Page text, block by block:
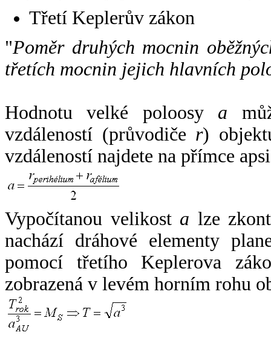
Třetí Keplerův zákon
"Poměr druhých mocnin
třetích mocnin jejich hlavních
Hodnotu velké poloosy a
vzdáleností (průvodiče r)
vzdáleností najdete na přímce
Vypočítanou velikost a lze
nachází dráhové elementy
pomocí třetího Keplerova
zobrazená v levém horním rohu